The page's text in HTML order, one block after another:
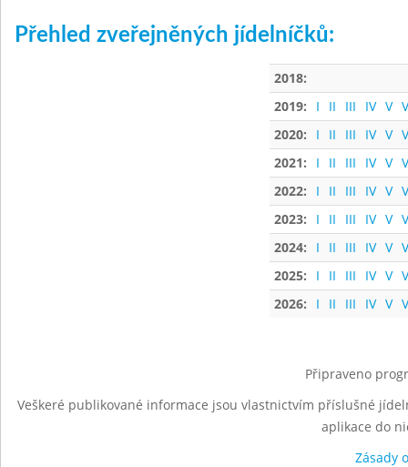
Přehled zveřejněných jídelníčků:
2018:
2019:
I II III IV V
2020:
I II III IV V
2021:
I II III IV V
2022:
I II III IV V
2023:
I II III IV V
2024:
I II III IV V
2025:
I II III IV V
2026:
I II III IV V
Připraveno
Veškeré publikované informace jsou vlastnictvím příslušné
aplikace do
Zásady